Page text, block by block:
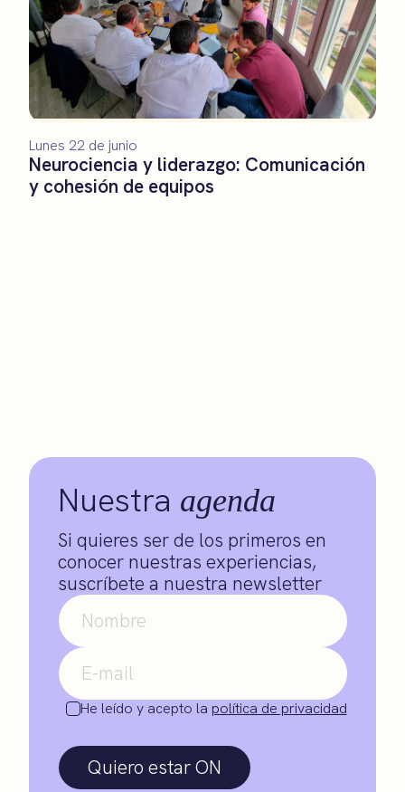
Neurociencia y liderazgo: Comunicación
y cohesión de equipos
Lunes 22 de junio
Nuestra agenda
Si quieres ser de los primeros en
conocer nuestras experiencias,
suscríbete a nuestra newsletter
He leído y acepto la política de privacidad
Quiero estar ON